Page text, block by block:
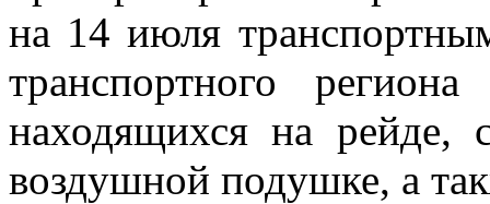
на 14 июля
транспортного
находящихся на рейде,
воздушной подушке, а